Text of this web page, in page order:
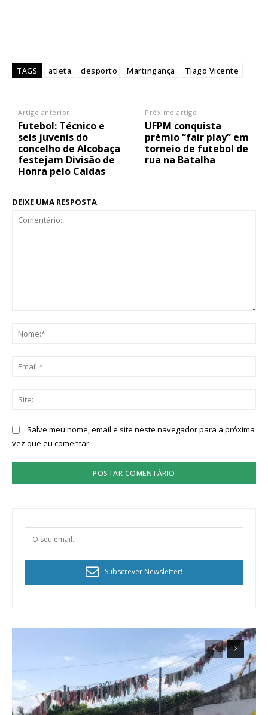
TAGS atleta desporto Martingança Tiago Vicente
Artigo anterior
Futebol: Técnico e
seis juvenis do
concelho de Alcobaça
festejam Divisão de
Honra pelo Caldas
Próximo artigo
UFPM conquista
prémio “fair play” em
torneio de futebol de
rua na Batalha
DEIXE UMA RESPOSTA
Salve meu nome, email e site neste navegador para a próxima
vez que eu comentar.
Subscrever Newsletter!